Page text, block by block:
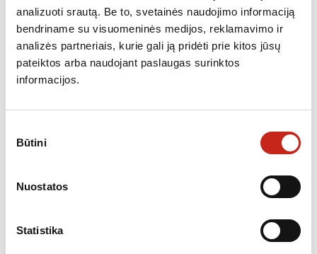
analizuoti srautą. Be to, svetainės naudojimo informaciją
bendriname su visuomeninės medijos, reklamavimo ir
analizės partneriais, kurie gali ją pridėti prie kitos jūsų
pateiktos arba naudojant paslaugas surinktos
informacijos.
pasirinkimas
Būtini
Nuostatos
Statistika